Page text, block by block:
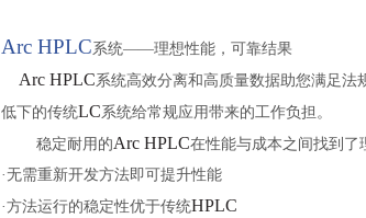
Arc HPLC系统——理想性能，可靠结果
Arc HPLC系统高效分离和高质量数据助您满足法
低下的传统LC系统给常规应用带来的工作负担。
稳定耐用的Arc HPLC在性能与成本之间找到了
·无需重新开发方法即可提升性能
·方法运行的稳定性优于传统HPLC